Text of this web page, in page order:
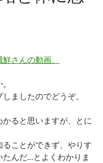
さんの動画、
ましたのでどうぞ。
ると思いますが、とに
ことができず、やりす
んだ…とよくわかりま